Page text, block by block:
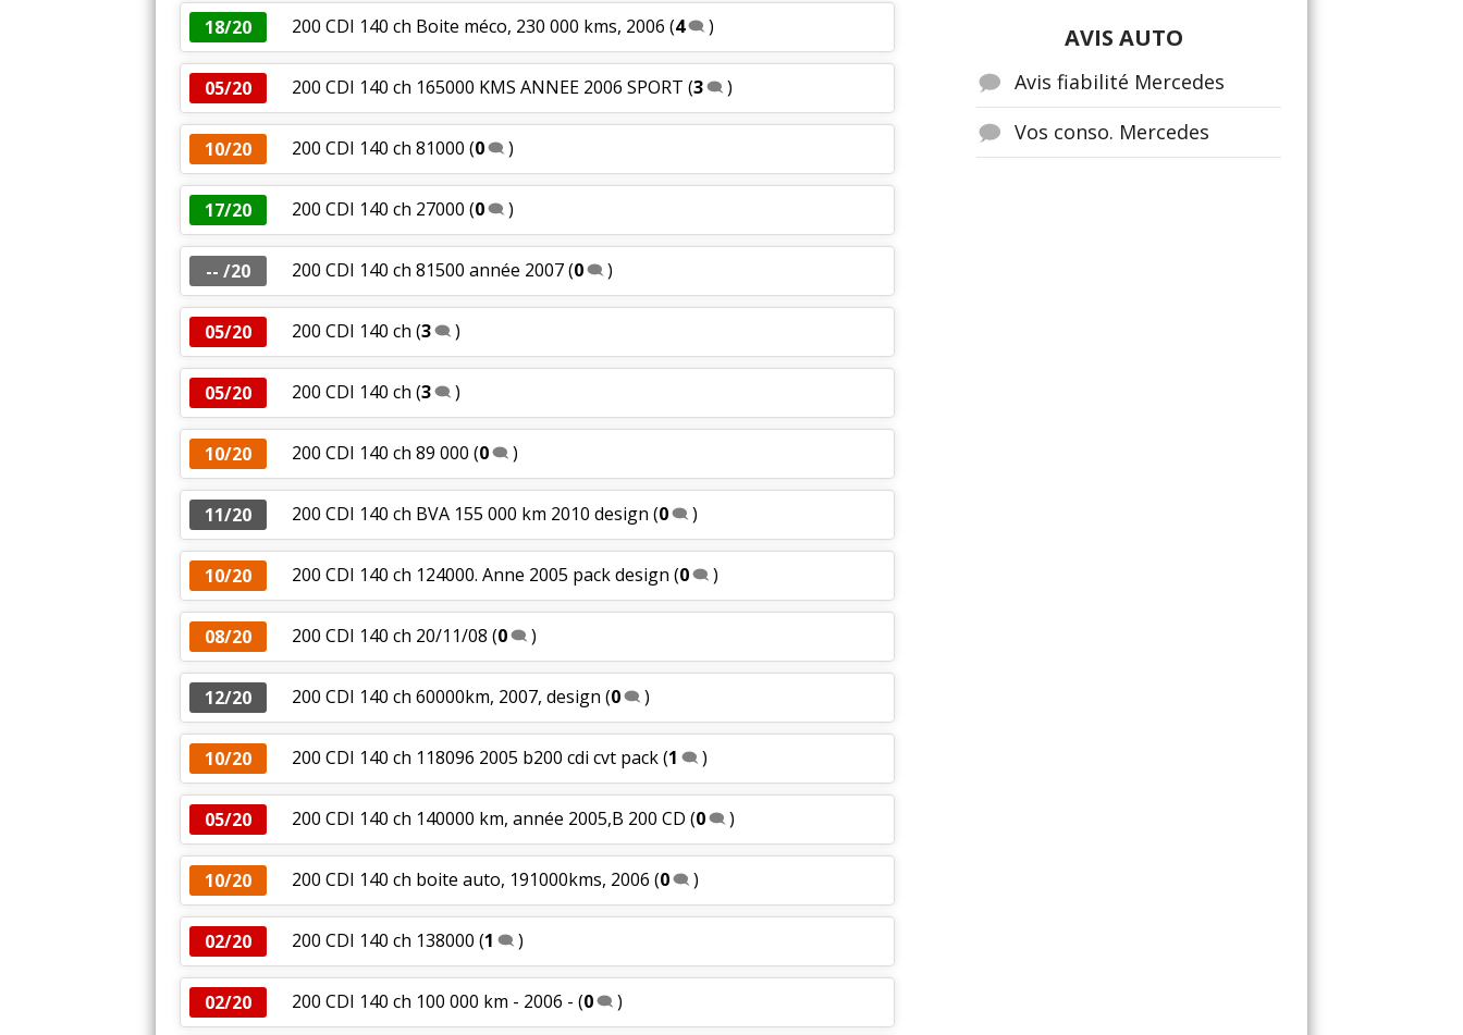
18/20 200 CDI 140 ch Boite méco, 230 000 kms, 2006 (4 )
05/20 200 CDI 140 ch 165000 KMS ANNEE 2006 SPORT (3 )
10/20 200 CDI 140 ch 81000 (0 )
17/20 200 CDI 140 ch 27000 (0 )
-- /20 200 CDI 140 ch 81500 année 2007(0 )
05/20 200 CDI 140 ch (3 )
05/20 200 CDI 140 ch (3 )
10/20 200 CDI 140 ch 89 000 (0 )
11/20 200 CDI 140 ch BVA 155 000 km 2010 design (0 )
10/20 200 CDI 140 ch 124000. Anne 2005 pack design (0 )
08/20 200 CDI 140 ch 20/11/08 (0 )
12/20 200 CDI 140 ch 60000km, 2007, design (0 )
10/20 200 CDI 140 ch 118096 2005 b200 cdi cvt pack(1 )
05/20 200 CDI 140 ch 140000 km, année 2005,B 200 CD (0 )
10/20 200 CDI 140 ch boite auto, 191000kms, 2006 (0 )
02/20 200 CDI 140 ch 138000 (1 )
02/20 200 CDI 140 ch 100 000 km - 2006 - (0 )
AVIS AUTO
Avis fiabilité Mercedes
Vos conso. Mercedes